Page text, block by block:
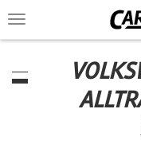
Toggle
navigation